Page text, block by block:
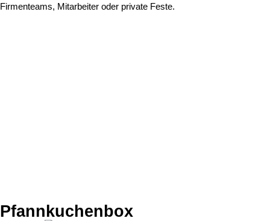
Firmenteams, Mitarbeiter oder private Feste.
Pfannkuchenbox